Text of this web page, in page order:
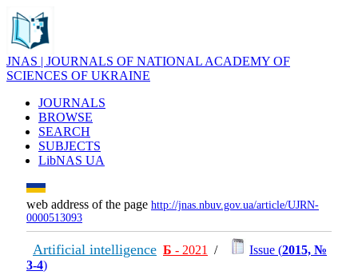
JNAS | JOURNALS OF NATIONAL ACADEMY OF
SCIENCES OF UKRAINE
JOURNALS
BROWSE
SEARCH
SUBJECTS
LibNAS UA
web address of the page http://jnas.nbuv.gov.ua/article/UJRN-
0000513093
Artificial intelligence Б - 2021 / Issue (2015, №
3-4)